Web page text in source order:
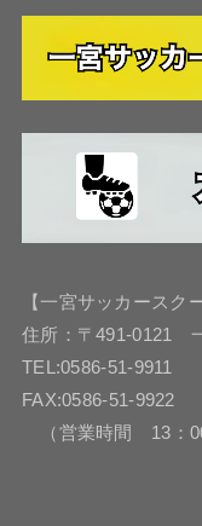
【一宮サッカースク
住所：〒491-0121
TEL:0586-51-9911
FAX:0586-51-9922
（営業時間 13：